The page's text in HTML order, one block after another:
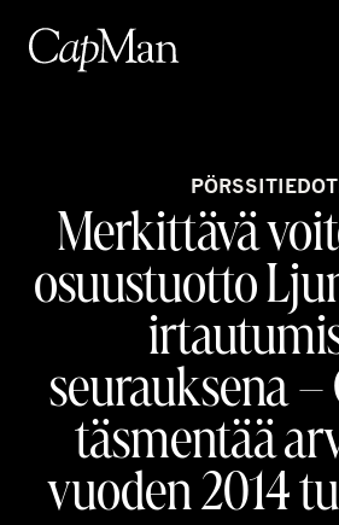
sisältöön
Merkittävä
osuustuotto
seurauksena –
täsmentää
vuoden 2014